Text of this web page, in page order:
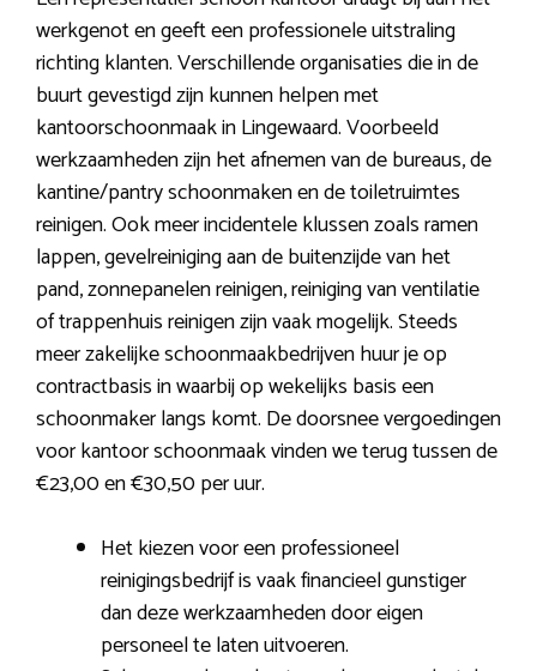
werkgenot en geeft een professionele uitstraling
richting klanten. Verschillende organisaties die in de
buurt gevestigd zijn kunnen helpen met
kantoorschoonmaak in Lingewaard. Voorbeeld
werkzaamheden zijn het afnemen van de bureaus, de
kantine/pantry schoonmaken en de toiletruimtes
reinigen. Ook meer incidentele klussen zoals ramen
lappen, gevelreiniging aan de buitenzijde van het
pand, zonnepanelen reinigen, reiniging van ventilatie
of trappenhuis reinigen zijn vaak mogelijk. Steeds
meer zakelijke schoonmaakbedrijven huur je op
contractbasis in waarbij op wekelijks basis een
schoonmaker langs komt. De doorsnee vergoedingen
voor kantoor schoonmaak vinden we terug tussen de
€23,00 en €30,50 per uur.
Het kiezen voor een professioneel
reinigingsbedrijf is vaak financieel gunstiger
dan deze werkzaamheden door eigen
personeel te laten uitvoeren.